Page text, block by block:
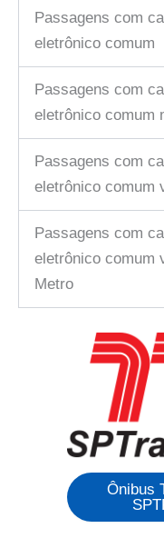
Passagens com
eletrônico comum
Passagens com
eletrônico comum
Passagens com
eletrônico comum
Passagens com
eletrônico comum
Metro
Ônibus